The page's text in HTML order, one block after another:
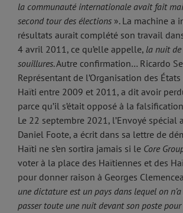
la communauté internationale avait fait
second tour des élections ». La machine a
résultats aurait complété son travail
4 avril 2011, ce qu’elle appelle, la nuit
souillures. Autre confirmation… Ricardo
Représentant de l’Organisation des
Haïti entre 2009 et 2011, a dit avoir
parce qu’il s’était opposé à la
Le 22 septembre 2021, l’Envoyé spécial
Daniel Foote, a écrit dans sa lettre de
Haïti ne s’en sortira jamais si le Core
voter à la place des Haïtiennes et des
pour donner raison à Georges
une dictature est un pays dans lequel on
passer toute une nuit devant son poste